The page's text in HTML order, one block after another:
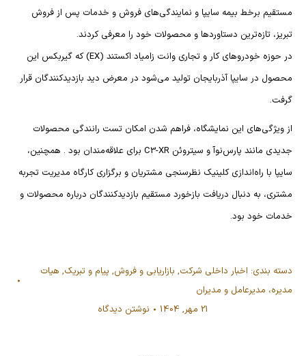
مستقیم برخط بیمه سایپا و نمایندگی‌های فروش و خدمات پس از فروش
تبریز، تازه‌ترین دستاوردها و محصولات خود را معرفی کردند.
در حوزه خودروهای کار و تجاری وانت زامیاد اکستند (EX) که گیربکس این
محصول در سایپا آذربایجان تولید می‌شود در معرض دید بازدیدکنندگان قرار
گرفت.
از ویژگی‌های این نمایشگاه، فراهم شدن امکان تست رانندگی محصولات
جدیدی مانند پارس‌نوآ و سیتروئن C3-XR برای علاقه‌مندان بود . همچنین،
سایپا با راه‌اندازی کلینیک نظرسنجی مشتریان و برگزاری کارگاه مدیریت تجربه
مشتری، به دنبال دریافت بازخورد مستقیم بازدیدکنندگان درباره محصولات و
خدمات خود بود.
دسته بندی: اخبار داخلی شرکت, بازاریابی و فروش, پیام و تبریک, هیات
مدیره، مدیرعامل و مدیران
21 مهر, 1404
نوشتن دیدگاه